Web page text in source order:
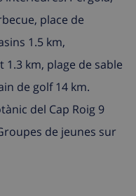
place de
1.5 km,
km, plage de sable
de golf 14 km.
del Cap Roig 9
de jeunes sur